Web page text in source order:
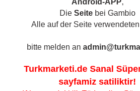
Android-APP,
Die Seitebei Gambio
Alle auf der Seite
bitte melden an
Turkmarketi.de Sanal
sayfamiz satiliktir!
Pakmaya
Sortieren nach
Sortieren nach 21
pro